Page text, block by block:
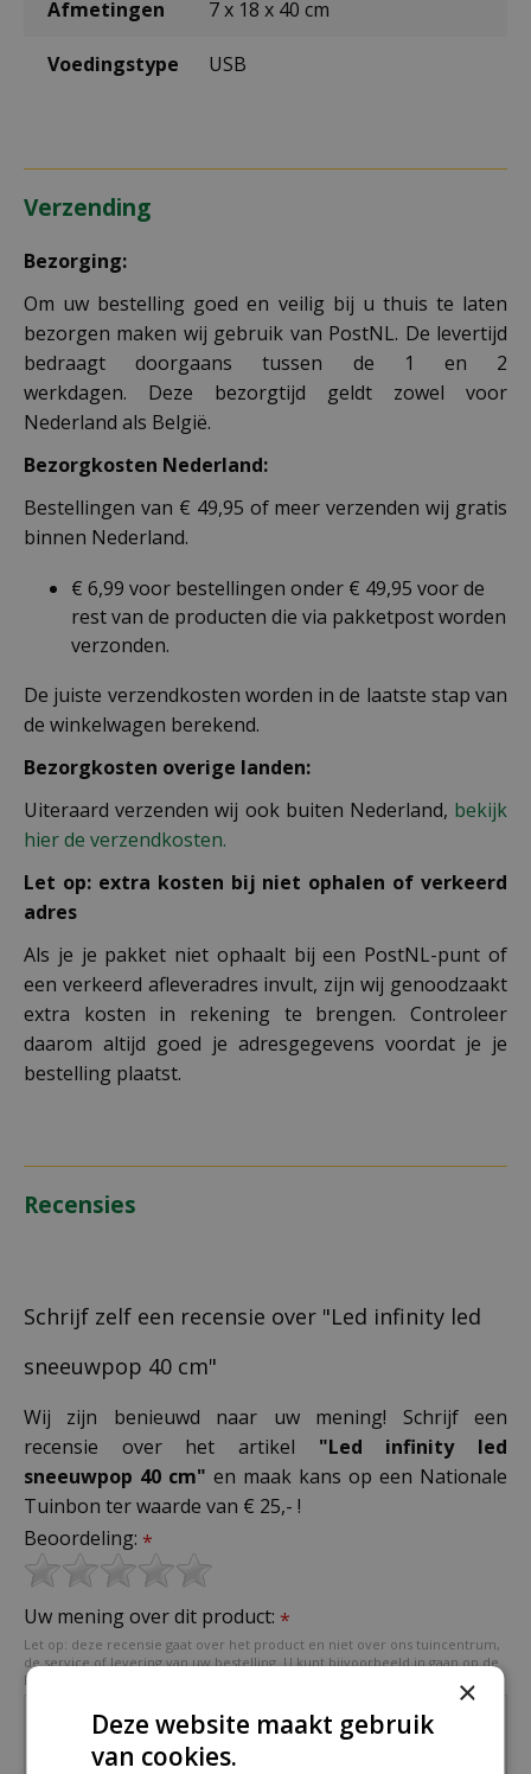
Afmetingen 7 x 18 x 40 cm
Voedingstype USB
Verzending
Bezorging:
Om uw bestelling goed en veilig bij u thuis te laten
bezorgen maken wij gebruik van PostNL. De levertijd
bedraagt doorgaans tussen de 1 en 2
werkdagen. Deze bezorgtijd geldt zowel voor
Nederland als België.
Bezorgkosten Nederland:
Bestellingen van € 49,95 of meer verzenden wij gratis
binnen Nederland.
€ 6,99 voor bestellingen onder € 49,95 voor de
rest van de producten die via pakketpost worden
verzonden.
De juiste verzendkosten worden in de laatste stap van
de winkelwagen berekend.
Bezorgkosten overige landen:
Uiteraard verzenden wij ook buiten Nederland, bekijk
hier de verzendkosten.
Let op: extra kosten bij niet ophalen of verkeerd
adres
Als je je pakket niet ophaalt bij een PostNL-punt of
een verkeerd afleveradres invult, zijn wij genoodzaakt
extra kosten in rekening te brengen. Controleer
daarom altijd goed je adresgegevens voordat je je
bestelling plaatst.
Recensies
Schrijf zelf een recensie over "Led infinity led
sneeuwpop 40 cm"
Wij zijn benieuwd naar uw mening! Schrijf een
recensie over het artikel "Led infinity led
sneeuwpop 40 cm" en maak kans op een Nationale
Tuinbon ter waarde van € 25,- !
Beoordeling: *
Uw mening over dit product: *
Let op: deze recensie gaat over het product en niet over ons tuincentrum,
de service of levering van uw bestelling. U kunt bijvoorbeeld in gaan op de
kwaliteit van het product, de look & feel en belangrijke eigenschappen.×
Deze website maakt gebruik
van cookies.